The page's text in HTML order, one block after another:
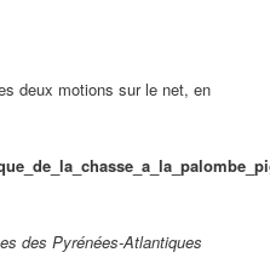
deux motions sur le net, en
des Pyrénées-Atlantiques